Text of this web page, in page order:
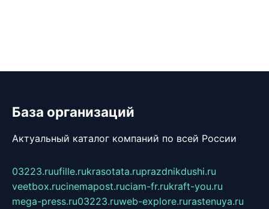
База организаций
Актуальный каталог компаний по всей России
03223.ruufille.rukrasotata.ruprazdnikdushi.ru
veetbox.rucinemapost.ruciam-fr.rukraft-you.ru
mega-press.ru03223.ruweb-explore.rurastenuya.ru